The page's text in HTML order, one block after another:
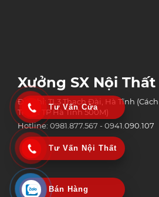
Xưởng SX Nội Thất
Địa chỉ: TL3 Thạch Đài, Hà Tĩnh
Tránh TP Hà Tĩnh 500M)
Hotline: 0981.877.567 - 0941.090.107
Tư Vấn Cửa
Tư Vấn Nội Thất
Bán Hàng